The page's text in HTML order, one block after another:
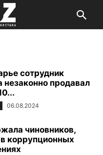
сотрудник
незаконно продавал
06.08.2024
чиновников,
коррупционных